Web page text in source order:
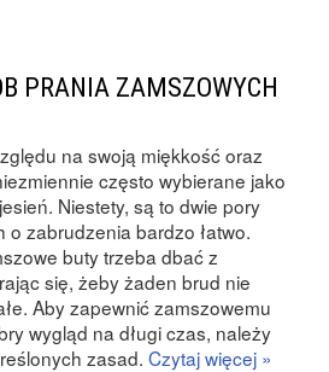
PRANIA ZAMSZOWYCH
na swoją miękkość oraz
często wybierane jako
Niestety, są to dwie pory
o zabrudzenia bardzo łatwo.
buty trzeba dbać z
się, żeby żaden brud nie
Aby zapewnić zamszowemu
wygląd na długi czas, należy
zasad. Czytaj więcej »